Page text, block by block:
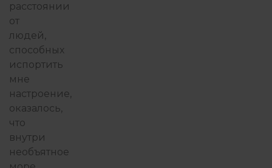
расстоянии
от
людей,
способных
испортить
мне
настроение,
оказалось,
что
внутри
необъятное